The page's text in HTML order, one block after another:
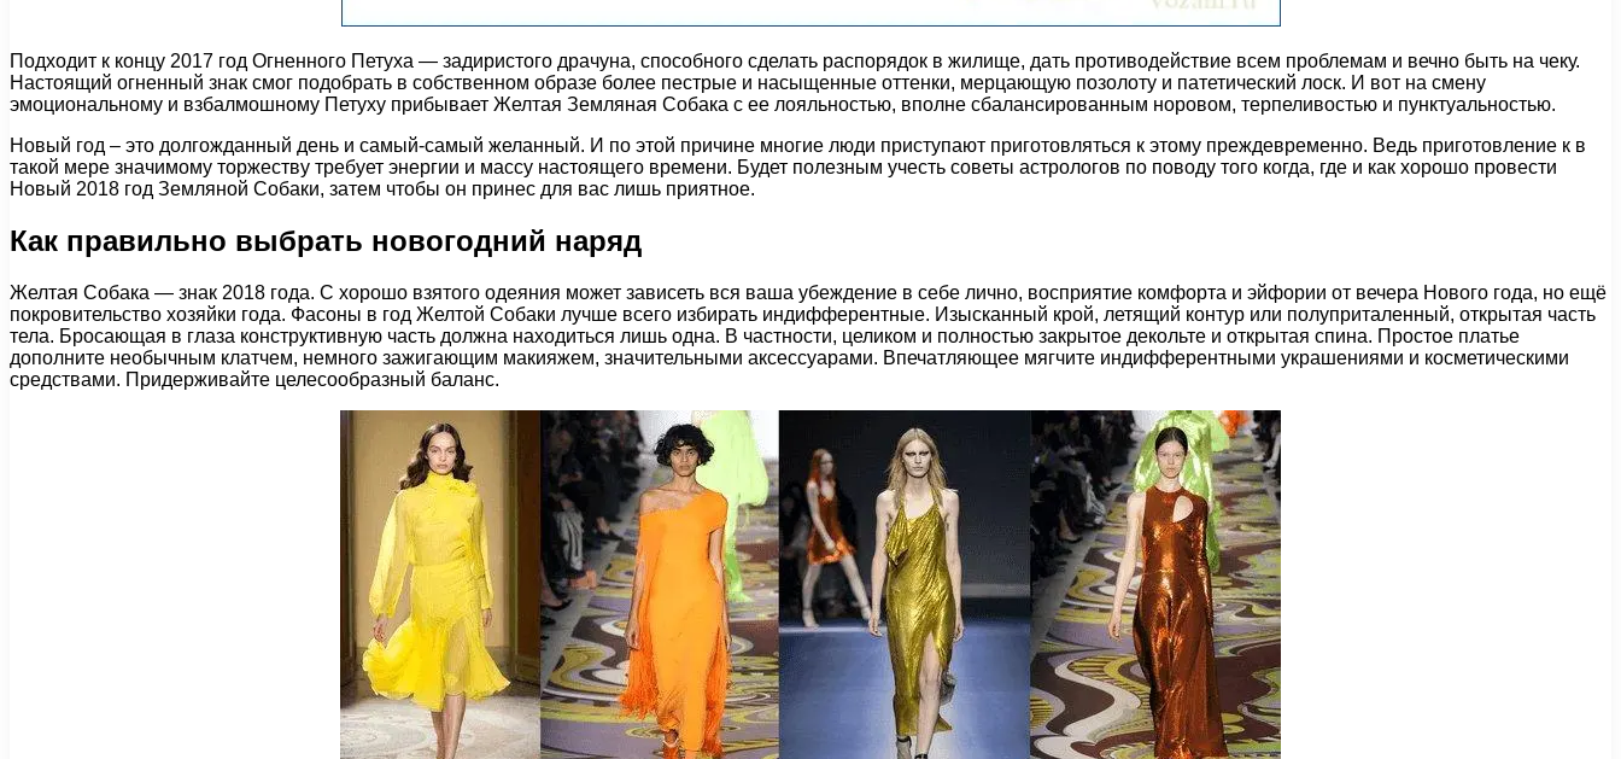
Подходит к концу 2017 год Огненного Петуха — задиристого драчуна, способного сделать распорядок в жилище, дать противодействие всем проблемам и вечно быть на чеку.
Настоящий огненный знак смог подобрать в собственном образе более пестрые и насыщенные оттенки, мерцающую позолоту и патетический лоск. И вот на смену
эмоциональному и взбалмошному Петуху прибывает Желтая Земляная Собака с ее лояльностью, вполне сбалансированным норовом, терпеливостью и пунктуальностью.
Новый год – это долгожданный день и самый-самый желанный. И по этой причине многие люди приступают приготовляться к этому преждевременно. Ведь приготовление к в
такой мере значимому торжеству требует энергии и массу настоящего времени. Будет полезным учесть советы астрологов по поводу того когда, где и как хорошо провести
Новый 2018 год Земляной Собаки, затем чтобы он принес для вас лишь приятное.
Как правильно выбрать новогодний наряд
Желтая Собака — знак 2018 года. С хорошо взятого одеяния может зависеть вся ваша убеждение в себе лично, восприятие комфорта и эйфории от вечера Нового года, но ещё
покровительство хозяйки года. Фасоны в год Желтой Собаки лучше всего избирать индифферентные. Изысканный крой, летящий контур или полуприталенный, открытая часть
тела. Бросающая в глаза конструктивную часть должна находиться лишь одна. В частности, целиком и полностью закрытое декольте и открытая спина. Простое платье
дополните необычным клатчем, немного зажигающим макияжем, значительными аксессуарами. Впечатляющее мягчите индифферентными украшениями и косметическими
средствами. Придерживайте целесообразный баланс.